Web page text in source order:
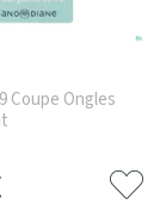
Coupe Ongles